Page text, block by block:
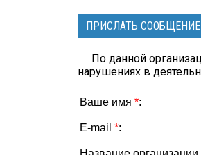
ПРИСЛАТЬ
По данной
нарушениях в
Ваше имя *:
E-mail *: